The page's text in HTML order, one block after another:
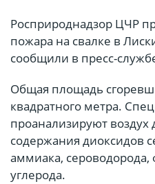
Росприроднадзор ЦЧР
пожара на свалке в
сообщили в пресс-
Общая площадь
квадратного метра.
проанализируют воздух
содержания диоксидов
аммиака, сероводорода,
углерода.